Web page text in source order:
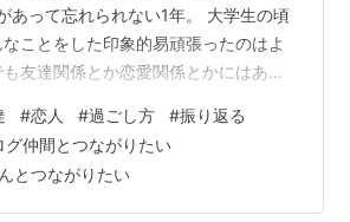
あって忘れられない1年。 大学生の頃
ことをした印象的易頑張ったのはよ
友達関係とか恋愛関係とかにはあん
というか数えられるくらいしか会っ
業してからの結婚式にも一切参加し
生だったのも行っていない連絡先を
のでそれは仕方ないとして ここで本
#恋人 #過ごし方 #振り返る
グ仲間とつながりたい
とつながりたい